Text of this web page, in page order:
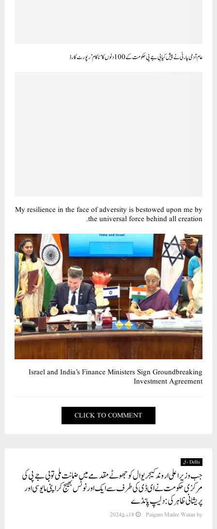
عام آدمی پارٹی نے پیش کیا بی جے پی حکومت کے 100 دنوں کا ‘ناکام’ رپورٹ کارڈ
My resilience in the face of adversity is bestowed upon me by
the universal force behind all creation.
Israel and India’s Finance Ministers Sign Groundbreaking
Investment Agreement
CLICK TO COMMENT
Delhi دہلی
جب وزیر اعلی اروند کیجریوال کو جھوٹے مقدمے میں ضمانت ملی تو بی جے پی کی
مرکزی حکومت نے ای ڈی کی طرف سے ایک اور نوٹس بھیج کر اپنی مایوسی اور
پریشانی ظاہر کی: دلیپ پانڈے
by
Paigam Madre Watan 18 مارچ 2024